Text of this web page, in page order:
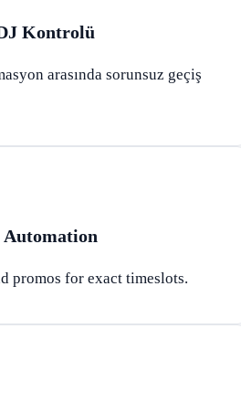
Kontrolü
arasında sorunsuz geçiş
promos for exact timeslots.